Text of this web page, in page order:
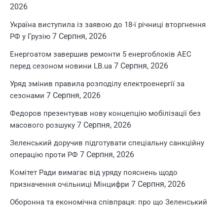
2026
Україна виступила із заявою до 18-ї річниці вторгнення
РФ у Грузію 7 Серпня, 2026
Енергоатом завершив ремонти 5 енергоблоків АЕС
перед сезоном новини LB.ua 7 Серпня, 2026
Уряд змінив правила розподілу електроенергії за
сезонами 7 Серпня, 2026
Федоров презентував нову концепцію мобілізації без
масового розшуку 7 Серпня, 2026
Зеленський доручив підготувати спеціальну санкційну
операцію проти РФ 7 Серпня, 2026
Комітет Ради вимагає від уряду пояснень щодо
призначення очільниці Мінцифри 7 Серпня, 2026
Оборонна та економічна співпраця: про що Зеленський